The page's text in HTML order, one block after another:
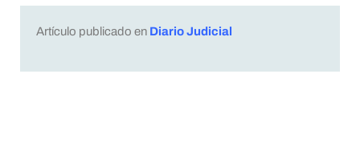
Artículo publicado en Diario Judicial